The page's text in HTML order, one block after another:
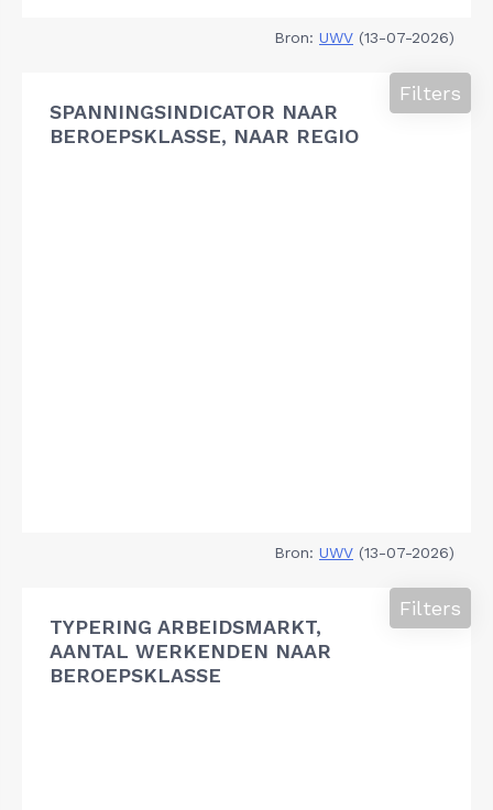
Bron: UWV (13-07-2026)
SPANNINGSINDICATOR NAAR
BEROEPSKLASSE, NAAR REGIO
Filters
Bron: UWV (13-07-2026)
TYPERING ARBEIDSMARKT,
AANTAL WERKENDEN NAAR
BEROEPSKLASSE
Filters